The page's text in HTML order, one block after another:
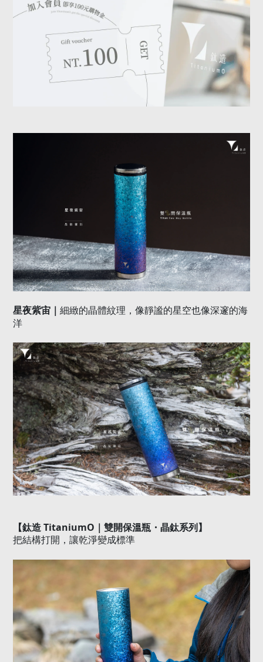
星夜紫宙｜ 細緻的晶體紋理，像靜謐的星空也像深邃的海
洋
【鈦造TitaniumO ｜雙開保溫瓶・晶鈦系列】
把結構打開，讓乾淨變成標準